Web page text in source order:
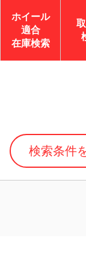
ホイール
適合
在庫検索
検索条件